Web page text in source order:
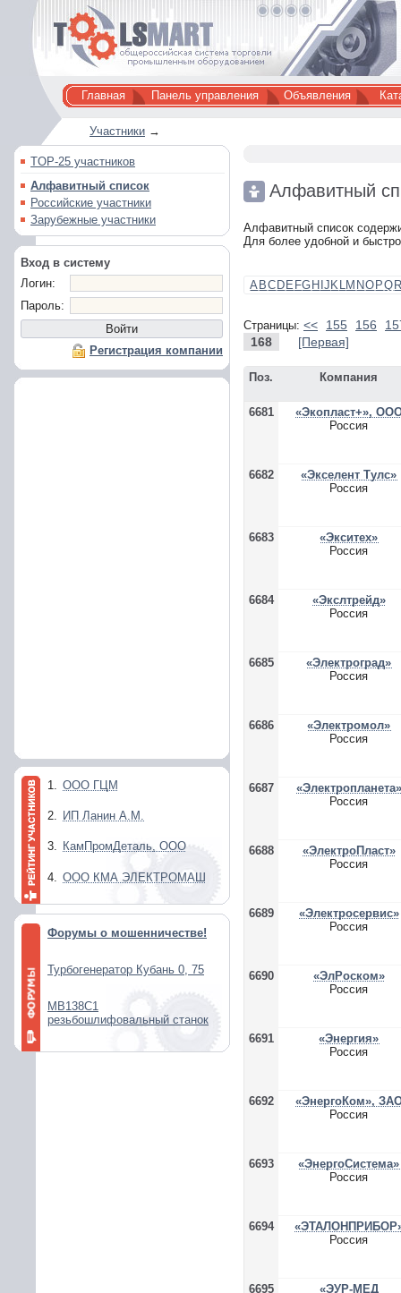
Главная Панель управления Объявления
Участники →
TOP-25 участников
Алфавитный список
Российские участники
Зарубежные участники
Вход в систему
Логин:
Пароль:
Регистрация компании
1. ООО ГЦМ
2. ИП Ланин А.М.
3. КамПромДеталь, ООО
4. ООО КМА ЭЛЕКТРОМАШ
Форумы о мошенничестве!
Турбогенератор Кубань 0, 75
МВ138С1
резьбошлифовальный станок
Алфавитный
Алфавитный список
Для более удобной и
A BC D E FG H J K LM NO PQ
Страницы: << 155 156
168
[Первая]
Поз. Компания
6681
«Экопласт+»,
Россия
6682
«Экселент Тулс»
Россия
6683
«Экситех»
Россия
6684
«Экслтрейд»
Россия
6685
«Электроград»
Россия
6686
«Электромол»
Россия
6687
«Электропланета»
Россия
6688
«ЭлектроПласт»
Россия
6689
«Электросервис»
Россия
6690
«ЭлРоском»
Россия
6691
«Энергия»
Россия
6692
«ЭнергоКом»,
Россия
6693
«ЭнергоСистема»
Россия
6694
Россия
6695
«ЭУР-МЕД